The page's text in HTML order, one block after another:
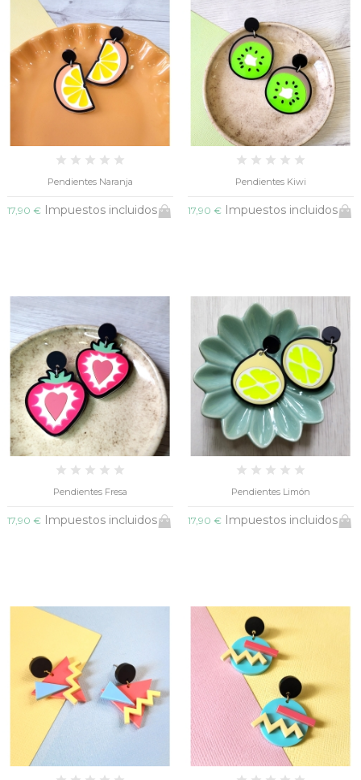
Pendientes Naranja
17,90 € Impuestos incluidos
Pendientes Kiwi
17,90 € Impuestos incluidos
Pendientes Fresa
17,90 € Impuestos incluidos
Pendientes Limón
17,90 € Impuestos incluidos